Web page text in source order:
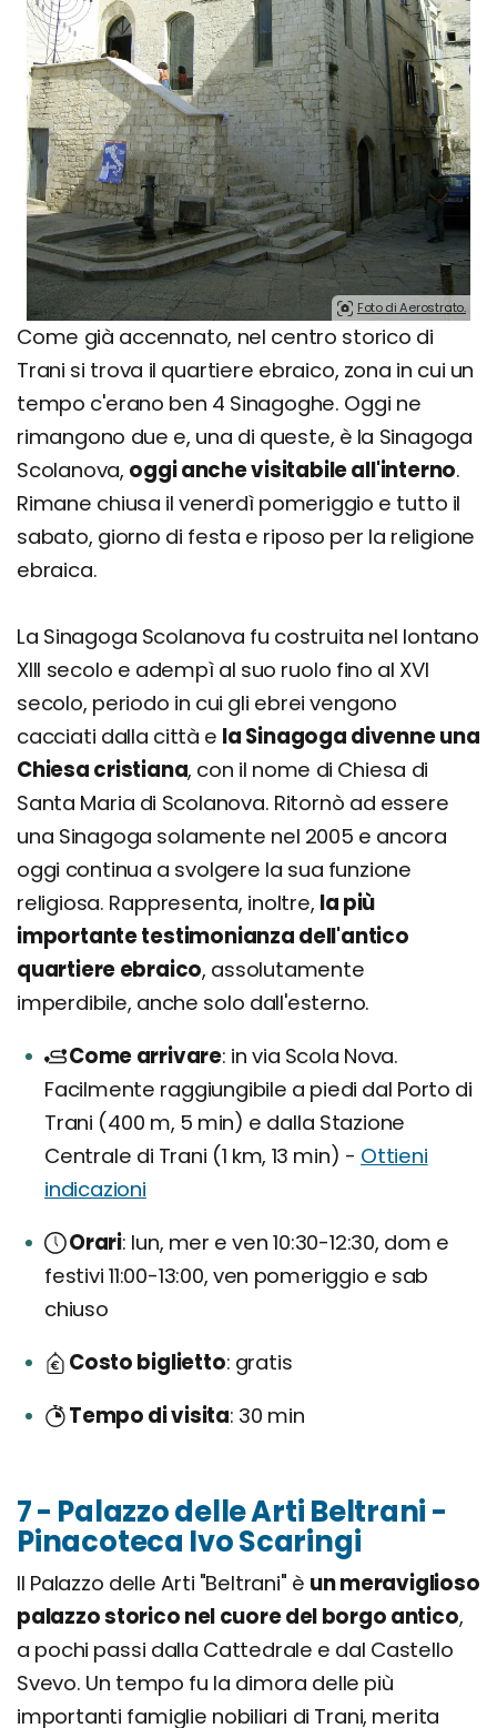
Foto di Aerostrato.
Come già accennato, nel centro storico di
Trani si trova il quartiere ebraico, zona in cui un
tempo c'erano ben 4 Sinagoghe. Oggi ne
rimangono due e, una di queste, è la Sinagoga
Scolanova, oggi anche visitabile all'interno.
Rimane chiusa il venerdì pomeriggio e tutto il
sabato, giorno di festa e riposo per la religione
ebraica.
La Sinagoga Scolanova fu costruita nel lontano
XIII secolo e adempì al suo ruolo fino al XVI
secolo, periodo in cui gli ebrei vengono
cacciati dalla città e la Sinagoga divenne una
Chiesa cristiana, con il nome di Chiesa di
Santa Maria di Scolanova. Ritornò ad essere
una Sinagoga solamente nel 2005 e ancora
oggi continua a svolgere la sua funzione
religiosa. Rappresenta, inoltre, la più
importante testimonianza dell'antico
quartiere ebraico, assolutamente
imperdibile, anche solo dall'esterno.
Come arrivare in via Scola Nova.
Facilmente raggiungibile a piedi dal Porto di
Trani (400 m, 5 min) e dalla Stazione
Centrale di Trani (1 km, 13 min) - Ottieni
indicazioni
Orari lun, mer e ven 10:30-12:30, dom e
festivi 11:00-13:00, ven pomeriggio e sab
chiuso
Costo biglietto gratis
Tempo di visita 30 min
7 - Palazzo delle Arti Beltrani -
Pinacoteca Ivo Scaringi
Il Palazzo delle Arti "Beltrani" è un meraviglioso
palazzo storico nel cuore del borgo antico,
a pochi passi dalla Cattedrale e dal Castello
Svevo. Un tempo fu la dimora delle più
importanti famiglie nobiliari di Trani, merita